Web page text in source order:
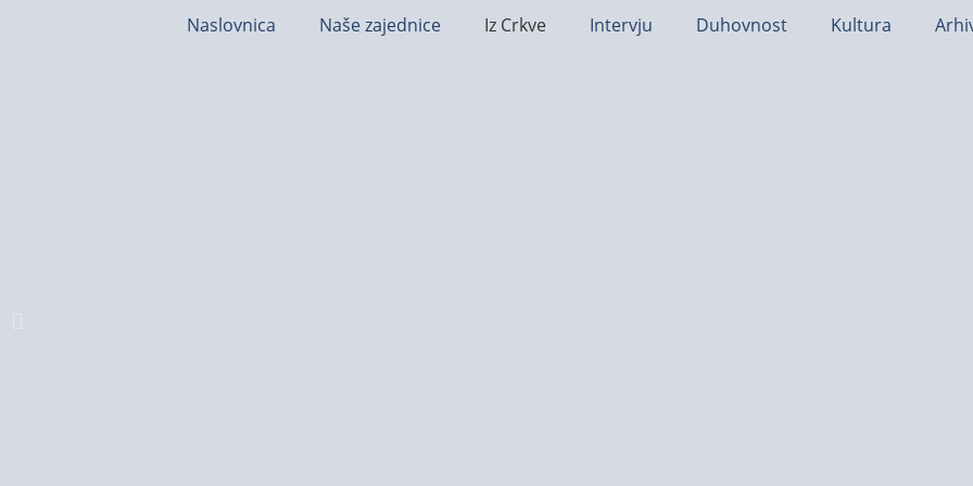
Naslovnica Naše zajednice Iz Crkve Intervju Duhovnost Kultura